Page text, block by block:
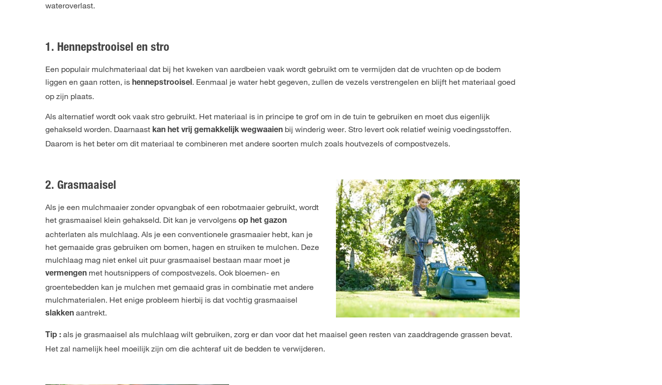
wateroverlast.
1. Hennepstrooisel en stro
Een populair mulchmateriaal dat bij het kweken van aardbeien vaak wordt gebruikt om te vermijden dat de vruchten op de bodem
liggen en gaan rotten, is hennepstrooisel. Eenmaal je water hebt gegeven, zullen de vezels verstrengelen en blijft het materiaal goed
op zijn plaats.
Als alternatief wordt ook vaak stro gebruikt. Het materiaal is in principe te grof om in de tuin te gebruiken en moet dus eigenlijk
gehakseld worden. Daarnaast kan het vrij gemakkelijk wegwaaien bij winderig weer. Stro levert ook relatief weinig voedingsstoffen.
Daarom is het beter om dit materiaal te combineren met andere soorten mulch zoals houtvezels of compostvezels.
2. Grasmaaisel
Als je een mulchmaaier zonder opvangbak of een robotmaaier gebruikt, wordt
het grasmaaisel klein gehakseld. Dit kan je vervolgens op het gazon
achterlaten als mulchlaag. Als je een conventionele grasmaaier hebt, kan je
het gemaaide gras gebruiken om bomen, hagen en struiken te mulchen. Deze
mulchlaag mag niet enkel uit puur grasmaaisel bestaan maar moet je
vermengen met houtsnippers of compostvezels. Ook bloemen- en
groentebedden kan je mulchen met gemaaid gras in combinatie met andere
mulchmaterialen. Het enige probleem hierbij is dat vochtig grasmaaisel
slakken aantrekt.
Tip : als je grasmaaisel als mulchlaag wilt gebruiken, zorg er dan voor dat het maaisel geen resten van zaaddragende grassen bevat.
Het zal namelijk heel moeilijk zijn om die achteraf uit de bedden te verwijderen.